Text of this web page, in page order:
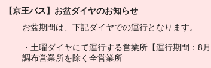
【京王バス】お盆ダイヤのお知らせ
お盆期間は 下記ダイヤでの運行と な り ます。
・ 土曜ダイヤにて運行する営業所 【運行期間 ： 8 月
調布営業所を除 く 全営業所